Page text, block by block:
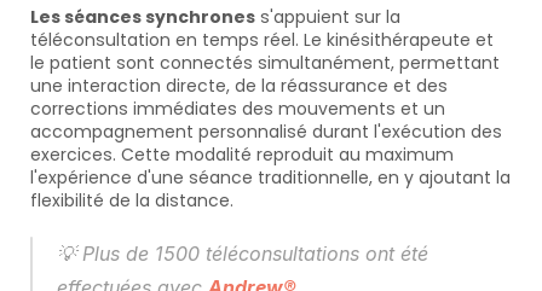
Les séances synchrones s'appuient sur la
téléconsultation en temps réel. Le kinésithérapeute et
le patient sont connectés simultanément, permettant
une interaction directe, de la réassurance et des
corrections immédiates des mouvements et un
accompagnement personnalisé durant l'exécution des
exercices. Cette modalité reproduit au maximum
l'expérience d'une séance traditionnelle, en y ajoutant la
flexibilité de la distance.
💡 Plus de 1500 téléconsultations ont été